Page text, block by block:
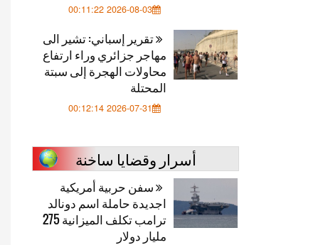
2026-08-03 00:11:22
تقرير إسباني: تشير الى
مهاجر جزائري وراء ارتفاع
محاولات الهجرة إلى سبتة
المحتلة
2026-07-31 00:12:14
أسرار وقضايا ساخنة
سفن حربية أمريكية
اجديدة حاملة اسم دونالد
ترامب تكلف الميزانية 275
مليار دولار